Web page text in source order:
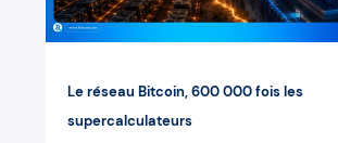
Le réseau Bitcoin, 600 000 fois les
supercalculateurs